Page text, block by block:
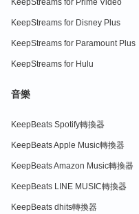
KeepStreams for Prime Video
KeepStreams for Disney Plus
KeepStreams for Paramount Plus
KeepStreams for Hulu
音樂
KeepBeats Spotify轉換器
KeepBeats Apple Music轉換器
KeepBeats Amazon Music轉換器
KeepBeats LINE MUSIC轉換器
KeepBeats dhits轉換器